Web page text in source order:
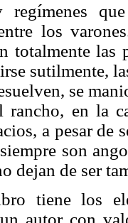
regímenes
los
totalmente
sutilmente,
se
rancho, en la
a pesar de
son
dejan de ser
tiene los